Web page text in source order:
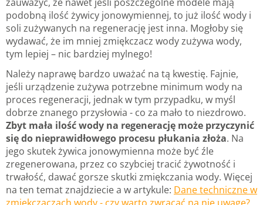
podobną ilość żywicy jonowymiennej, to już ilość wody i
soli zużywanych na regenerację jest inna. Mogłoby się
wydawać, że im mniej zmiękczacz wody zużywa wody,
tym lepiej – nic bardziej mylnego!
Należy naprawę bardzo uważać na tą kwestię. Fajnie,
jeśli urządzenie zużywa potrzebne minimum wody na
proces regeneracji, jednak w tym przypadku, w myśl
dobrze znanego przysłowia - co za mało to niezdrowo.
Zbyt mała ilość wody na regenerację może przyczynić
się do nieprawidłowego procesu płukania złoża. Na
jego skutek żywica jonowymienna może być źle
zregenerowana, przez co szybciej tracić żywotność i
trwałość, dawać gorsze skutki zmiękczania wody. Więcej
na ten temat znajdziecie a w artykule: Dane techniczne w